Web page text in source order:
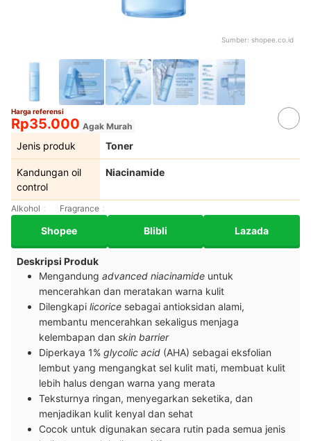
Sumber: shopee.co.id
Harga referensi
Rp35.000 Agak Murah
Jenis produk Toner
Kandungan oil
control
Niacinamide
Alkohol Fragrance
Shopee Blibli Lazada
Deskripsi Produk
Mengandung advanced niacinamide untuk
mencerahkan dan meratakan warna kulit
Dilengkapi licorice sebagai antioksidan alami,
membantu mencerahkan sekaligus menjaga
kelembapan dan skin barrier
Diperkaya 1% glycolic acid (AHA) sebagai eksfolian
lembut yang mengangkat sel kulit mati, membuat kulit
lebih halus dengan warna yang merata
Teksturnya ringan, menyegarkan seketika, dan
menjadikan kulit kenyal dan sehat
Cocok untuk digunakan secara rutin pada semua jenis